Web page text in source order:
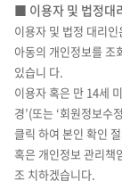
■ 이용자 및 법정대
이용자 및 법정 대리
아동의 개인정보를 조
있습니 다.
이용자 혹은 만 14세
경’(또는 ‘회원정보수
클릭 하여 본인 확인
혹은 개인정보 관리책
조 치하겠습니다.